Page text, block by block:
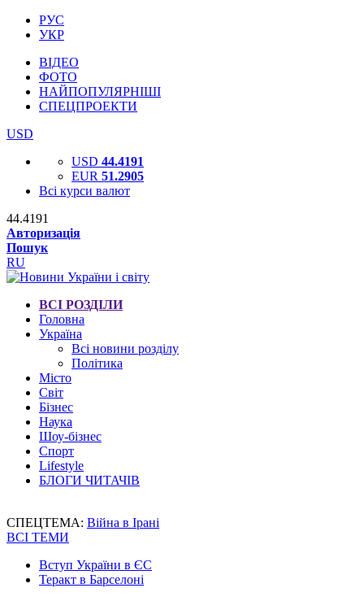
РУС
УКР
ВІДЕО
ФОТО
НАЙПОПУЛЯРНІШІ
СПЕЦПРОЕКТИ
USD
USD 44.4191
EUR 51.2905
Всі курси валют
44.4191
Авторизація
Пошук
RU
ВСІ РОЗДІЛИ
Головна
Україна
Всі новини розділу
Політика
Місто
Світ
Бізнес
Наука
Шоу-бізнес
Спорт
Lifestyle
БЛОГИ ЧИТАЧІВ
СПЕЦТЕМА: Війна в Ірані
ВСІ ТЕМИ
Вступ України в ЄС
Теракт в Барселоні